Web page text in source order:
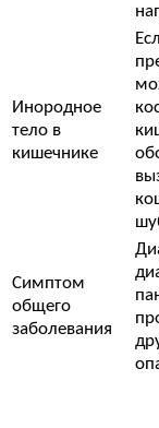
Инородное
тело в
кишечнике
Симптом
общего
заболевания